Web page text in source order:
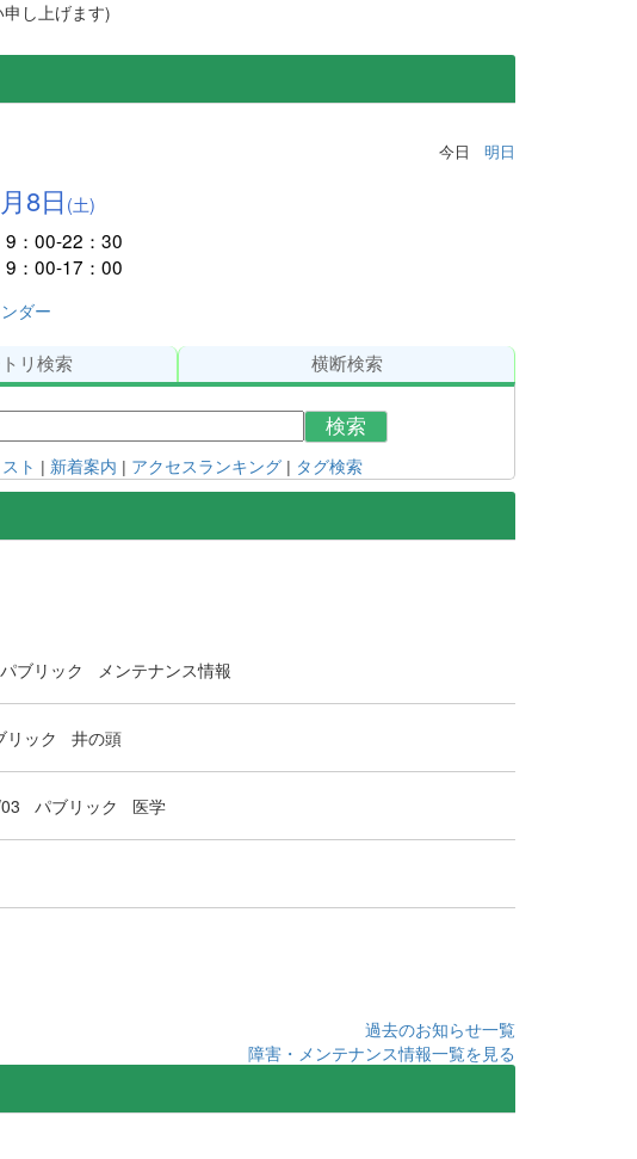
し上げます)
今日 明日
8日 (土)
9：00-22：30
9：00-17：00
ダー
リ検索 横断検索
検索
ト | 新着案内 | アクセスランキング | タグ検索
パブリック メンテナンス情報
リック 井の頭
パブリック 医学
過去のお知らせ一覧
障害・メンテナンス情報一覧を見る